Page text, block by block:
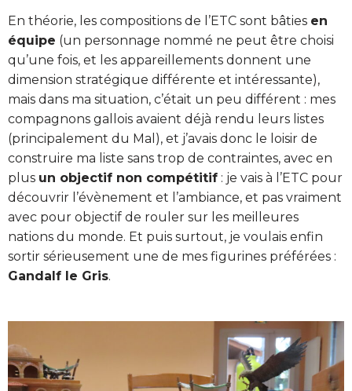
En théorie, les compositions de l’ETC sont bâties en
équipe (un personnage nommé ne peut être choisi
qu’une fois, et les appareillements donnent une
dimension stratégique différente et intéressante),
mais dans ma situation, c’était un peu différent : mes
compagnons gallois avaient déjà rendu leurs listes
(principalement du Mal), et j’avais donc le loisir de
construire ma liste sans trop de contraintes, avec en
plus un objectif non compétitif : je vais à l’ETC pour
découvrir l’évènement et l’ambiance, et pas vraiment
avec pour objectif de rouler sur les meilleures
nations du monde. Et puis surtout, je voulais enfin
sortir sérieusement une de mes figurines préférées :
Gandalf le Gris.